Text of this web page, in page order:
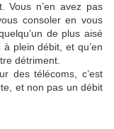
Vous n’en avez pas
consoler en vous
de plus aisé
plein débit, et qu’en
détriment.
des télécoms, c’est
et non pas un débit